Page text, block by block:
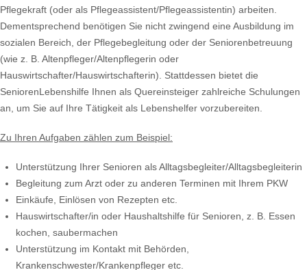
Pflegekraft (oder als Pflegeassistent/Pflegeassistentin) arbeiten.
Dementsprechend benötigen Sie nicht zwingend eine Ausbildung im
sozialen Bereich, der Pflegebegleitung oder der Seniorenbetreuung
(wie z. B. Altenpfleger/Altenpflegerin oder
Hauswirtschafter/Hauswirtschafterin). Stattdessen bietet die
SeniorenLebenshilfe Ihnen als Quereinsteiger zahlreiche Schulungen
an, um Sie auf Ihre Tätigkeit als Lebenshelfer vorzubereiten.
Zu Ihren Aufgaben zählen zum Beispiel:
Unterstützung Ihrer Senioren als Alltagsbegleiter/Alltagsbegleiterin
Begleitung zum Arzt oder zu anderen Terminen mit Ihrem PKW
Einkäufe, Einlösen von Rezepten etc.
Hauswirtschafter/in oder Haushaltshilfe für Senioren, z. B. Essen
kochen, saubermachen
Unterstützung im Kontakt mit Behörden,
Krankenschwester/Krankenpfleger etc.